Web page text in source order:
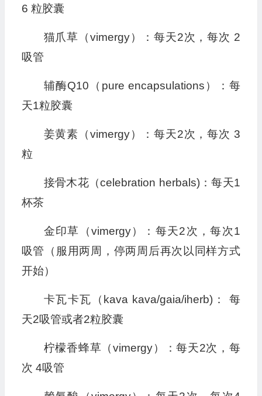
6 粒胶囊
猫爪草（vimergy）：每天2次，每次 2
吸管
辅酶Q10（pure encapsulations）：每
天1粒胶囊
姜黄素（vimergy）：每天2次，每次 3
粒
接骨木花（celebration herbals)：每天1
杯茶
金印草（vimergy）：每天2次，每次1
吸管（服用两周，停两周后再次以同样方式
开始）
卡瓦卡瓦（kava kava/gaia/iherb)： 每
天2吸管或者2粒胶囊
柠檬香蜂草（vimergy）：每天2次，每
次 4吸管